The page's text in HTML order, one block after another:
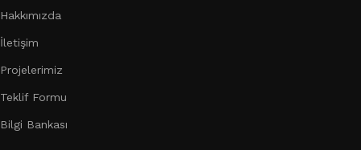
Hakkımızda
İletişim
Projelerimiz
Teklif Formu
Bilgi Bankası